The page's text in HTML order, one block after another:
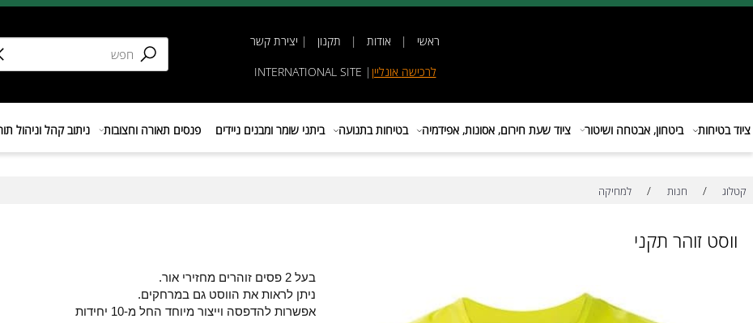
|אודות |תקנון |יצירת קשר
לרכישהאונליין|
INTERNATIONAL SITE
ביטחון, אבטחה ושיטור ציוד שעת חירום, אסונות, אפידמיה בטיחות בתנועה ביתני שומר ומבנים ניידים פנסים תאורה וחצובות ניתוב קהל וניהול תורים
חנות למחיקה
זוהר תקני
ניתן לראות את הווסט גם במרחקים.